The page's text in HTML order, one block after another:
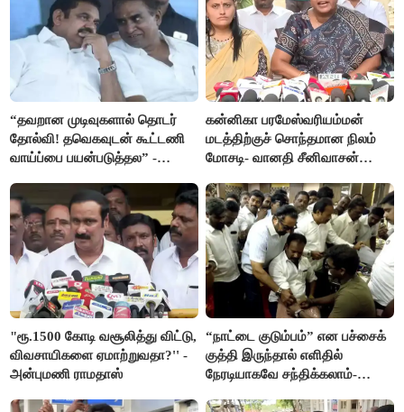
“தவறான முடிவுகளால் தொடர்
தோல்வி! தவெகவுடன் கூட்டணி
வாய்ப்பை பயன்படுத்தல” -
கன்னிகா பரமேஸ்வரியம்மன்
மடத்திற்குச் சொந்தமான நிலம்
மோசடி- வானதி சீனிவாசன்
"ரூ.1500 கோடி வசூலித்து விட்டு,
விவசாயிகளை ஏமாற்றுவதா?'' -
அன்புமணி ராமதாஸ்
“நாட்டை குடும்பம்” என பச்சைக்
குத்தி இருந்தால் எளிதில்
நேரடியாகவே சந்திக்கலாம்-